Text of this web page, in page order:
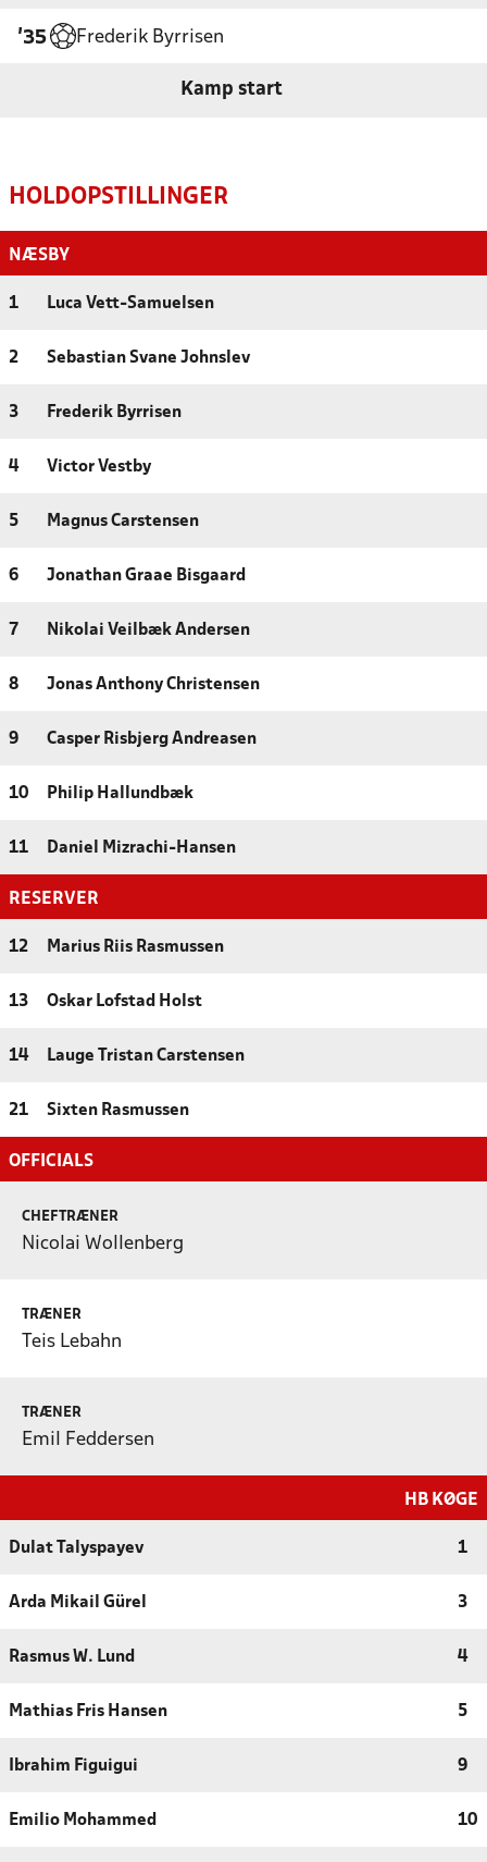
'35 Frederik Byrrisen
Kamp start
HOLDOPSTILLINGER
NÆSBY
1 Luca Vett-Samuelsen
2 Sebastian Svane Johnslev
3 Frederik Byrrisen
4 Victor Vestby
5 Magnus Carstensen
6 Jonathan Graae Bisgaard
7 Nikolai Veilbæk Andersen
8 Jonas Anthony Christensen
9 Casper Risbjerg Andreasen
10 Philip Hallundbæk
11 Daniel Mizrachi-Hansen
RESERVER
12 Marius Riis Rasmussen
13 Oskar Lofstad Holst
14 Lauge Tristan Carstensen
21 Sixten Rasmussen
OFFICIALS
CHEFTRÆNER
Nicolai Wollenberg
TRÆNER
Teis Lebahn
TRÆNER
Emil Feddersen
HB KØGE
Dulat Talyspayev 1
Arda Mikail Gürel 3
Rasmus W. Lund 4
Mathias Fris Hansen 5
Ibrahim Figuigui 9
Emilio Mohammed 10